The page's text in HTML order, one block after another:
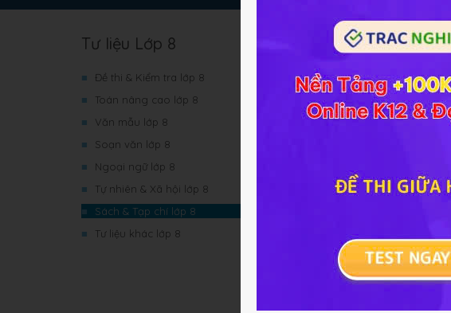
Tư liệu Lớp 8
■
Đề thi & Kiểm tra lớp 8
■
Toán nâng cao lớp 8
■
Văn mẫu lớp 8
■
Soạn văn lớp 8
■
Ngoại ngữ lớp 8
■
Tự nhiên & Xã hội lớp 8
Sách & Tạp chí lớp 8
■
Tư liệu khác lớp 8
43.39 MB